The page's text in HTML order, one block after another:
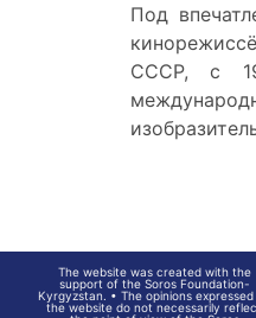
Под
СССР, с
The website was created with the
support of the Soros Foundation-
Kyrgyzstan. • The opinions expressed
the website do not necessarily